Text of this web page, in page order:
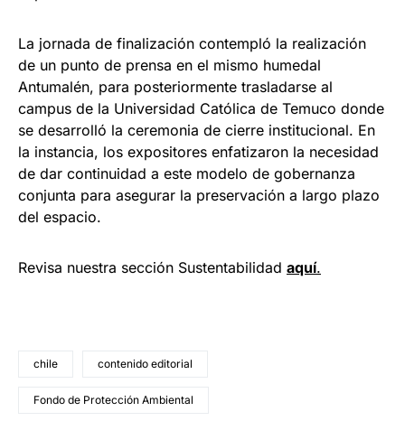
La jornada de finalización contempló la realización
de un punto de prensa en el mismo humedal
Antumalén, para posteriormente trasladarse al
campus de la Universidad Católica de Temuco donde
se desarrolló la ceremonia de cierre institucional. En
la instancia, los expositores enfatizaron la necesidad
de dar continuidad a este modelo de gobernanza
conjunta para asegurar la preservación a largo plazo
del espacio.
Revisa nuestra sección Sustentabilidad aquí.
chile contenido editorial
Fondo de Protección Ambiental